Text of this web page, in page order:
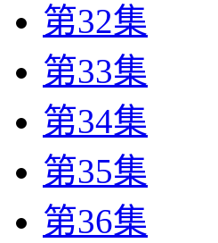
第32集
第33集
第34集
第35集
第36集